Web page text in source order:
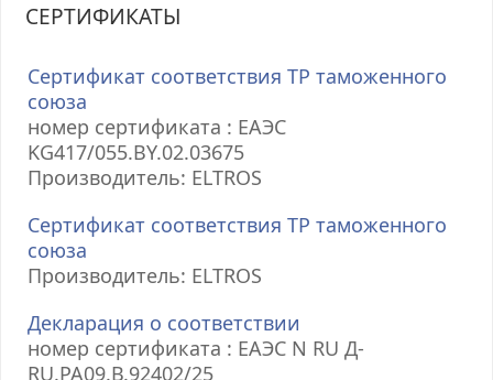
СЕРТИФИКАТЫ
Сертификат соответствия ТР таможенного
союза
номер сертификата : ЕАЭС
KG417/055.BY.02.03675
Производитель: ELTROS
Сертификат соответствия ТР таможенного
союза
Производитель: ELTROS
Декларация о соответствии
номер сертификата : ЕАЭС N RU Д-
RU.РА09.В.92402/25